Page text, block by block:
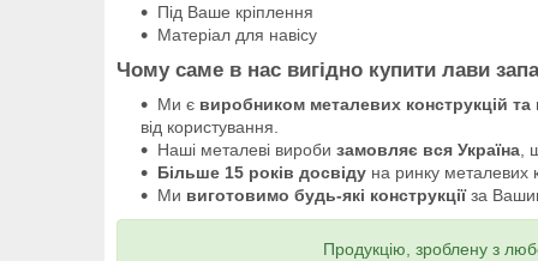
Під Ваше кріплення
Матеріал для навісу
Чому саме в нас вигідно купити лави
Ми є виробником металевих конструкцій та
від користування.
Наші металеві вироби замовляє вся Україна ,
Більше 15 років досвіду на ринку металевих
Ми виготовимо будь-які конструкціїза
Продукцію, зроблену з